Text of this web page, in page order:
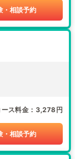
・相談予約
ス料金 3,278円
・相談予約